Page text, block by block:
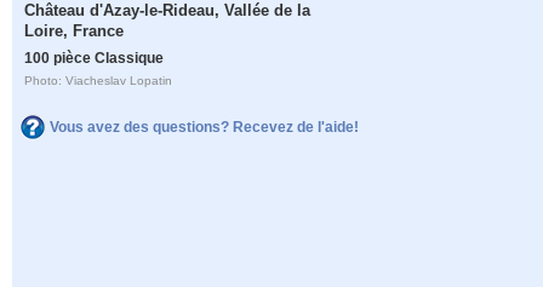
Château d'Azay-le-Rideau, Vallée de la
Loire, France
100 pièce Classique
Photo: Viacheslav Lopatin
Vous avez des questions? Recevez de l'aide!